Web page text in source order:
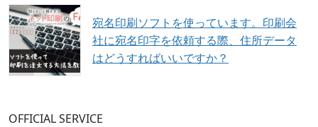
宛名印刷ソフトを使っています。印刷会
社に宛名印字を依頼する際、住所データ
はどうすればいいですか？
OFFICIAL SERVICE